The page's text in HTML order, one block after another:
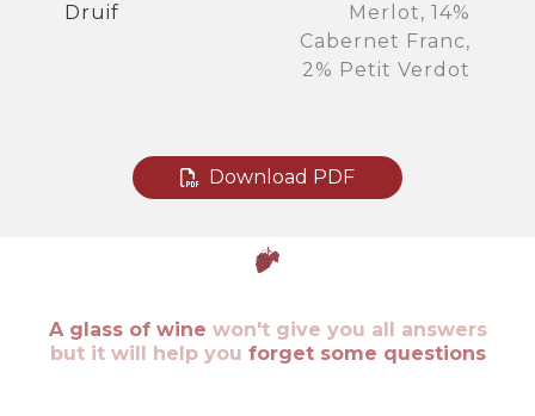
Druif
Merlot, 14%
Cabernet Franc,
2% Petit Verdot
Download PDF
A glass of wine won't give you all answers
but it will help you forget some questions